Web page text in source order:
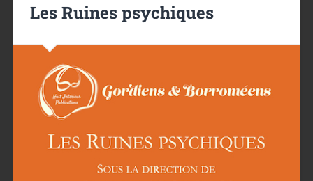
Les Ruines psychiques